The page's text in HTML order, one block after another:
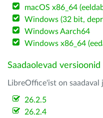
macOS x86_64
Windows (32 bit,
Windows Aarch64
Windows x86_64
Saadaolevad versioonid
LibreOffice'ist on saadaval
26.2.5
26.2.4